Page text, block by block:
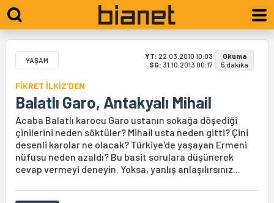
YAŞAM YT: 22.03.2010 10:03
SG: 31.10.2013 00:17
Okuma
5 dakika
FİKRET İLKİZ'DEN
Balatlı Garo, Antakyalı Mihail
Acaba Balatlı karocu Garo ustanın sokağa döşediği
çinilerini neden söktüler? Mihail usta neden gitti? Çini
desenli karolar ne olacak? Türkiye'de yaşayan Ermeni
nüfusu neden azaldı? Bu basit sorulara düşünerek
cevap vermeyi deneyin. Yoksa, yanlış anlaşılırsınız...